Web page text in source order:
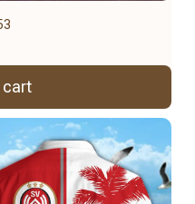
cart